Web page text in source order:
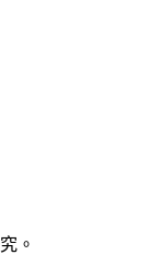
。